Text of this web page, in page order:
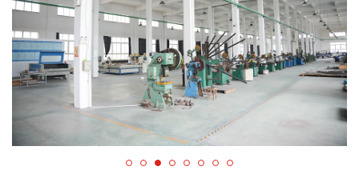
Ós rud é gur cuireadh ár bpáirc tionscail
teicneolaíochta séalaithe i dtáirgeadh i 2013, d'éirigh
lenár ngrúpa trádála eachtrach gairmiúil na réitigh
seo a onnmhairiú go dtí Oirthear na hEorpa,
Oirdheisceart na hÁise, agus an Afraic. Tá an muinín
daingean againn tabhairt faoi thionscadail mhóra